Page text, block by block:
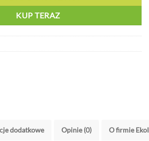
KUP TERAZ
dodatkowe Opinie (0) O firmie